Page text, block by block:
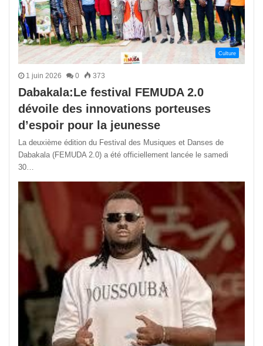
Culture
1 juin 2026 0 373
Dabakala:Le festival FEMUDA 2.0
dévoile des innovations porteuses
d’espoir pour la jeunesse
La deuxième édition du Festival des Musiques et Danses de
Dabakala (FEMUDA 2.0) a été officiellement lancée le samedi
30…